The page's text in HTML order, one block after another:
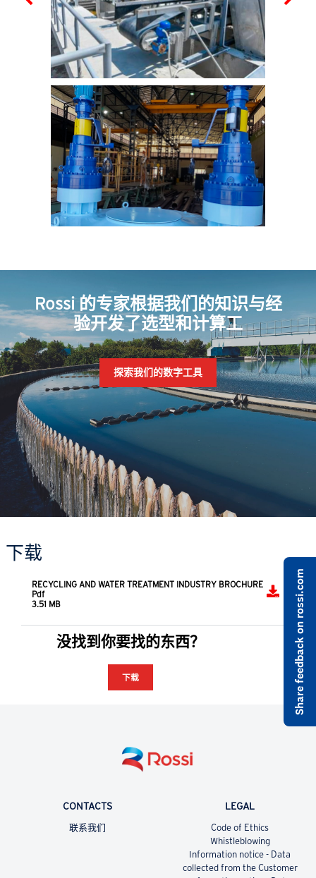
Rossi 的专家根据我们的知识与经
验开发了选型和计算工
探索我们的数字工具
下载
RECYCLING AND WATER TREATMENT INDUSTRY BROCHURE
Pdf
3.51 MB
没找到你要找的东西？
下载
CONTACTS
联系我们
LEGAL
Code of Ethics
Whistleblowing
Information notice - Data
collected from the Customer
Share feedback on rossi.com